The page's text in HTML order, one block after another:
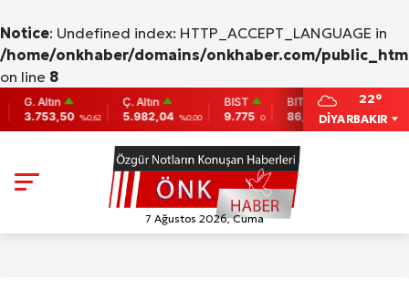
Notice: Undefined index: HTTP_ACCEPT_LANGUAGE in
/home/onkhaber/domains/onkhaber.com/
on line 8
%0,62
Ç. Altın
5.982,04 %0,00
BIST
9.775
0
BITCOIN
86,956.742
-0.31
2,007.26
DİYARBAKIR
22°
7 Ağustos 2026, Cuma